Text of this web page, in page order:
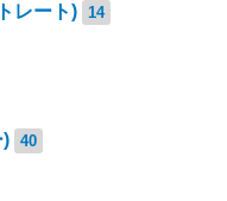
レート) 14
40